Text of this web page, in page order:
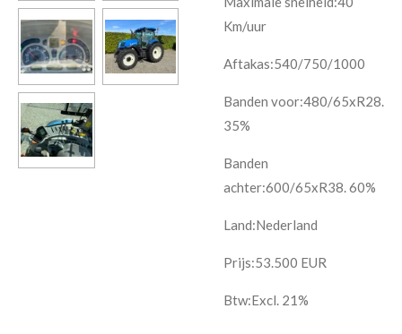
Km/uur
Aftakas:540/750/1000
Banden voor:480/65xR28.
35%
Banden
achter:600/65xR38. 60%
Land:Nederland
Prijs:53.500 EUR
Btw:Excl. 21%